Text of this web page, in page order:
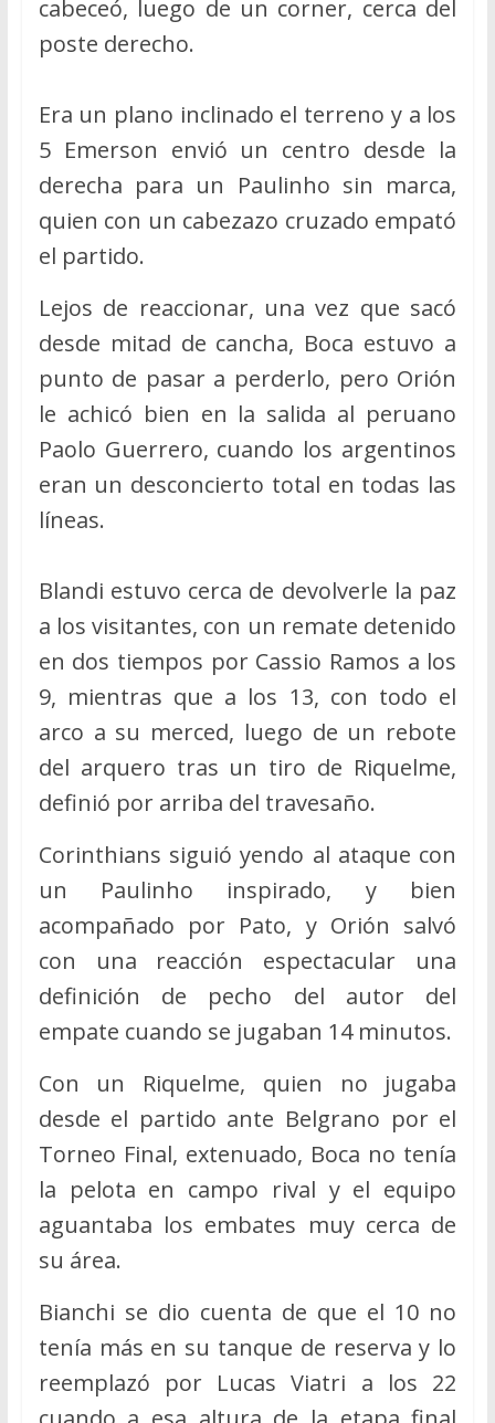
cabeceó, luego de un corner, cerca del
poste derecho.
Era un plano inclinado el terreno y a los
5 Emerson envió un centro desde la
derecha para un Paulinho sin marca,
quien con un cabezazo cruzado empató
el partido.
Lejos de reaccionar, una vez que sacó
desde mitad de cancha, Boca estuvo a
punto de pasar a perderlo, pero Orión
le achicó bien en la salida al peruano
Paolo Guerrero, cuando los argentinos
eran un desconcierto total en todas las
líneas.
Blandi estuvo cerca de devolverle la paz
a los visitantes, con un remate detenido
en dos tiempos por Cassio Ramos a los
9, mientras que a los 13, con todo el
arco a su merced, luego de un rebote
del arquero tras un tiro de Riquelme,
definió por arriba del travesaño.
Corinthians siguió yendo al ataque con
un Paulinho inspirado, y bien
acompañado por Pato, y Orión salvó
con una reacción espectacular una
definición de pecho del autor del
empate cuando se jugaban 14 minutos.
Con un Riquelme, quien no jugaba
desde el partido ante Belgrano por el
Torneo Final, extenuado, Boca no tenía
la pelota en campo rival y el equipo
aguantaba los embates muy cerca de
su área.
Bianchi se dio cuenta de que el 10 no
tenía más en su tanque de reserva y lo
reemplazó por Lucas Viatri a los 22